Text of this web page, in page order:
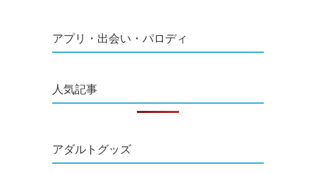
アプリ・出会い・パロディ
人気記事
アダルトグッズ